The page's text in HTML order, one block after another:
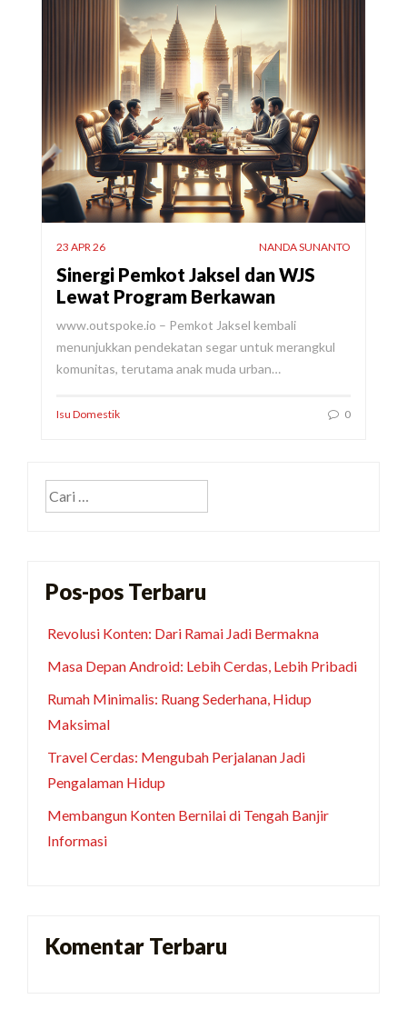
23 APR 26 NANDA SUNANTO
Sinergi Pemkot Jaksel dan WJS
Lewat Program Berkawan
www.outspoke.io – Pemkot Jaksel kembali
menunjukkan pendekatan segar untuk merangkul
komunitas, terutama anak muda urban…
Isu Domestik 0
Cari
untuk:
Pos-pos Terbaru
Revolusi Konten: Dari Ramai Jadi Bermakna
Masa Depan Android: Lebih Cerdas, Lebih Pribadi
Rumah Minimalis: Ruang Sederhana, Hidup
Maksimal
Travel Cerdas: Mengubah Perjalanan Jadi
Pengalaman Hidup
Membangun Konten Bernilai di Tengah Banjir
Informasi
Komentar Terbaru